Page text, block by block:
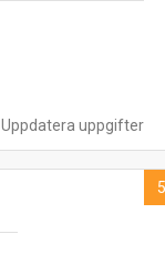
Uppdatera uppgifter
5